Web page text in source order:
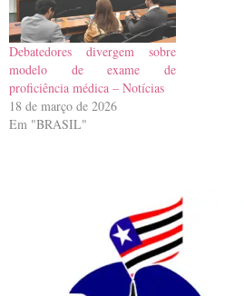
Debatedores divergem sobre
modelo de exame de
proficiência médica – Notícias
18 de março de 2026
Em "BRASIL"